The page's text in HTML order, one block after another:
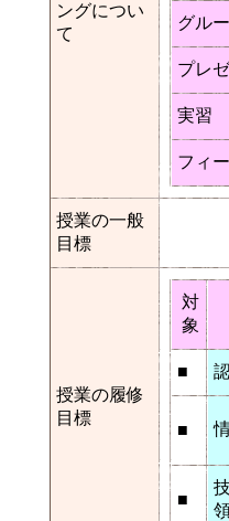
ングについ
て
グル
プレ
実習
フィ
授業の一般
目標
授業の履修
目標
対
象
■
■
■